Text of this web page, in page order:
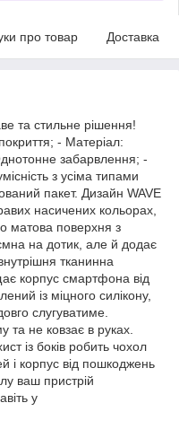
про товар Доставка
та стильне рішення!
- Матеріал:
забарвлення; -
з усіма типами
пакет. Дизайн WAVE
насичених кольорах,
матова поверхня з
на дотик, але й додає
тканинна
корпус смартфона від
із міцного силікону,
слугуватиме.
не ковзає в руках.
із боків робить чохол
і корпус від пошкоджень
ваш пристрій
у